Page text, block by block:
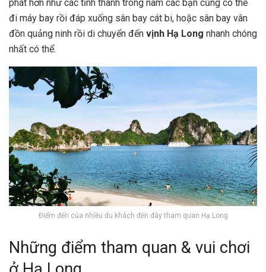
phát hơn như các tỉnh thành trong nam các bạn cũng có thể
đi máy bay rồi đáp xuống sân bay cát bi, hoặc sân bay vân
đồn quảng ninh rồi di chuyển đến vịnh Hạ Long nhanh chóng
nhất có thể.
Điểm đến của nhiều du khách đến đây tham quan Hạ Long
Những điểm tham quan & vui chơi